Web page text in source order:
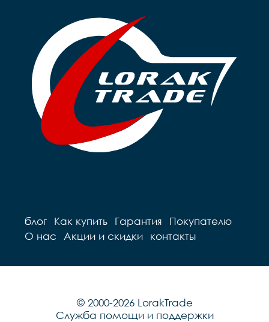
блог Как купить Гарантия
Покупателю
О нас
Акции и скидки контакты
© 2000-2026 LorakTrade
Служба помощи и поддержки